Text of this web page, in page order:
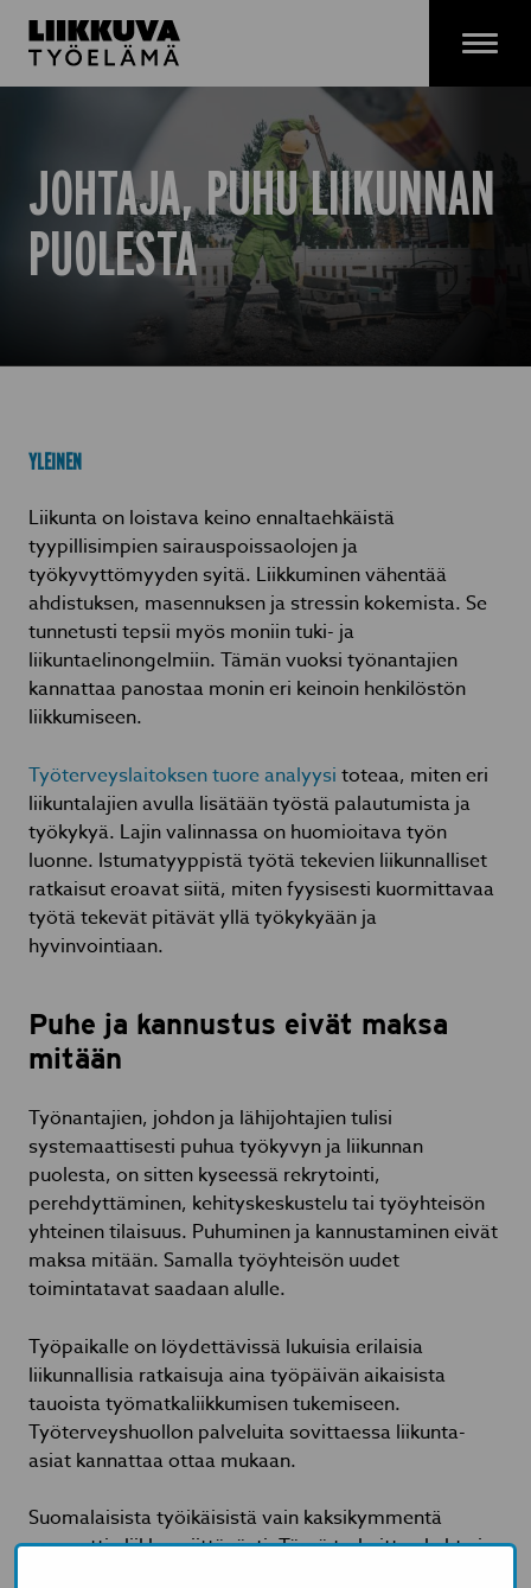
Siirry
sisältöön
Menu
JOHTAJA, PUHU LIIKUNNAN
PUOLESTA
YLEINEN
Liikunta on loistava keino ennaltaehkäistä
tyypillisimpien sairauspoissaolojen ja
työkyvyttömyyden syitä. Liikkuminen vähentää
ahdistuksen, masennuksen ja stressin kokemista. Se
tunnetusti tepsii myös moniin tuki- ja
liikuntaelinongelmiin. Tämän vuoksi työnantajien
kannattaa panostaa monin eri keinoin henkilöstön
liikkumiseen.
Työterveyslaitoksen tuore analyysi toteaa, miten eri
liikuntalajien avulla lisätään työstä palautumista ja
työkykyä. Lajin valinnassa on huomioitava työn
luonne. Istumatyyppistä työtä tekevien liikunnalliset
ratkaisut eroavat siitä, miten fyysisesti kuormittavaa
työtä tekevät pitävät yllä työkykyään ja
hyvinvointiaan.
Puhe ja kannustus eivät maksa
mitään
Työnantajien, johdon ja lähijohtajien tulisi
systemaattisesti puhua työkyvyn ja liikunnan
puolesta, on sitten kyseessä rekrytointi,
perehdyttäminen, kehityskeskustelu tai työyhteisön
yhteinen tilaisuus. Puhuminen ja kannustaminen eivät
maksa mitään. Samalla työyhteisön uudet
toimintatavat saadaan alulle.
Työpaikalle on löydettävissä lukuisia erilaisia
liikunnallisia ratkaisuja aina työpäivän aikaisista
tauoista työmatkaliikkumisen tukemiseen.
Työterveyshuollon palveluita sovittaessa liikunta-
asiat kannattaa ottaa mukaan.
Suomalaisista työikäisistä vain kaksikymmentä
prosenttia liikkuu riittävästi. Tämä tarkoittaa kahta ja